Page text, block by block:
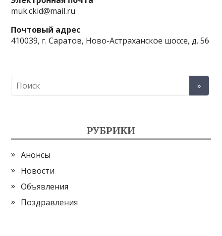
muk.ckid@mail.ru
Почтовый адрес
410039, г. Саратов, Ново-Астраханское шоссе, д. 56
РУБРИКИ
Анонсы
Новости
Объявления
Поздравления